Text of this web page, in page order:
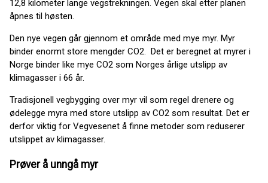
12,8 kilometer lange vegstrekningen. Vegen skal etter planen
åpnes til høsten.
Den nye vegen går gjennom et område med mye myr. Myr
binder enormt store mengder CO2. Det er beregnet at myrer i
Norge binder like mye CO2 som Norges årlige utslipp av
klimagasser i 66 år.
Tradisjonell vegbygging over myr vil som regel drenere og
ødelegge myra med store utslipp av CO2 som resultat. Det er
derfor viktig for Vegvesenet å finne metoder som reduserer
utslippet av klimagasser.
Prøver å unngå myr